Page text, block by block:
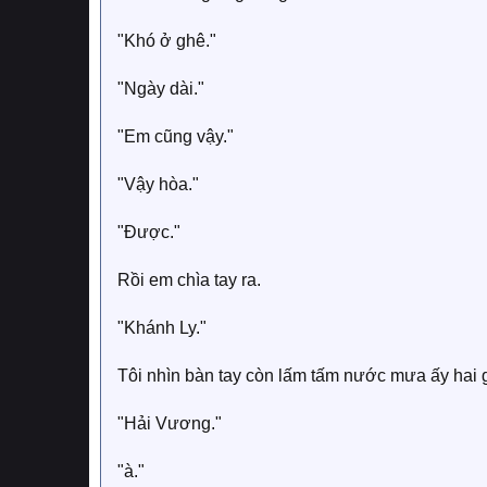
"Khó ở ghê."
"Ngày dài."
"Em cũng vậy."
"Vậy hòa."
"Được."
Rồi em chìa tay ra.
"Khánh Ly."
Tôi nhìn bàn tay còn lấm tấm nước mưa ấy hai
"Hải Vương."
"à."